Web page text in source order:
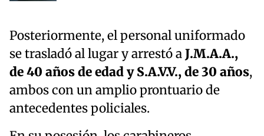
Posteriormente, el personal uniformado
se trasladó al lugar y arrestó aJ.M.A.A.,
de 40 años de edad y S.A.V.V., de 30 años,
ambos con un amplio prontuario de
antecedentes policiales.